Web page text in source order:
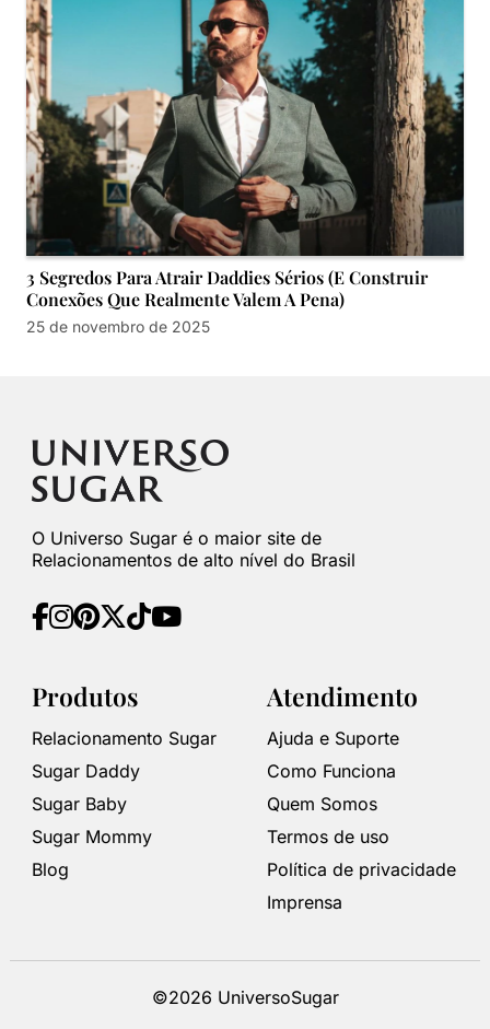
3 Segredos Para Atrair Daddies Sérios (E Construir
Conexões Que Realmente Valem A Pena)
25 de novembro de 2025
O Universo Sugar é o maior site de
Relacionamentos de alto nível do Brasil
Produtos
Relacionamento Sugar
Sugar Daddy
Sugar Baby
Sugar Mommy
Blog
Atendimento
Ajuda e Suporte
Como Funciona
Quem Somos
Termos de uso
Política de privacidade
Imprensa
©2026 UniversoSugar